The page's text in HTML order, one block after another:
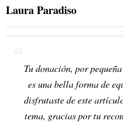
Laura Paradiso
Tu donación, por
es una bella forma de
disfrutaste de este
tema, gracias por tu